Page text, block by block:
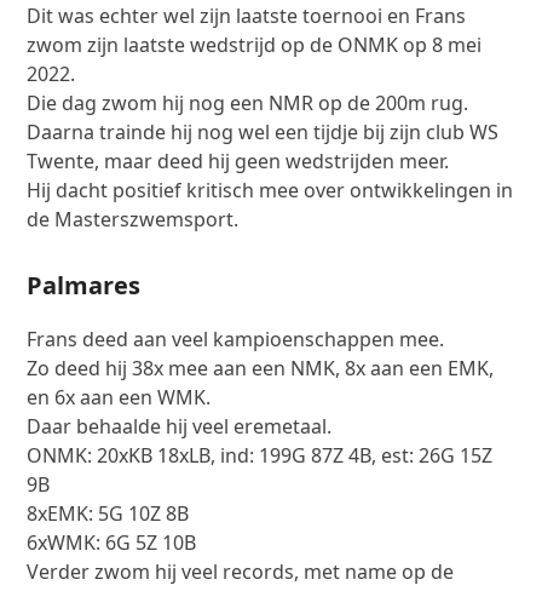
Dit was echter wel zijn laatste toernooi en Frans
zwom zijn laatste wedstrijd op de ONMK op 8 mei
2022.
Die dag zwom hij nog een NMR op de 200m rug.
Daarna trainde hij nog wel een tijdje bij zijn club WS
Twente, maar deed hij geen wedstrijden meer.
Hij dacht positief kritisch mee over ontwikkelingen in
de Masterszwemsport.
Palmares
Frans deed aan veel kampioenschappen mee.
Zo deed hij 38x mee aan een NMK, 8x aan een EMK,
en 6x aan een WMK.
Daar behaalde hij veel eremetaal.
ONMK: 20xKB 18xLB, ind: 199G 87Z 4B, est: 26G 15Z
9B
8xEMK: 5G 10Z 8B
6xWMK: 6G 5Z 10B
Verder zwom hij veel records, met name op de